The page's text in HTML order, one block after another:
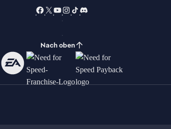
Nach oben